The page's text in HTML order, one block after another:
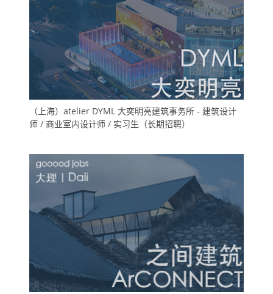
（上海）atelier DYML 大奕明亮建筑事务所 - 建筑设计
师 / 商业室内设计师 / 实习生（长期招聘）